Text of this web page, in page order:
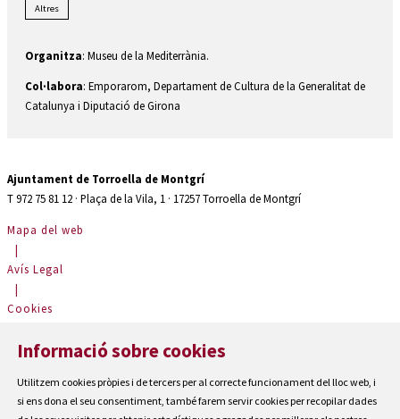
Altres
Organitza: Museu de la Mediterrània.
Col·labora: Emporarom, Departament de Cultura de la Generalitat de
Catalunya i Diputació de Girona
Ajuntament de Torroella de Montgrí
T 972 75 81 12 · Plaça de la Vila, 1 · 17257 Torroella de Montgrí
Mapa del web
|
Avís Legal
|
Cookies
Contactar
Accessibilitat
Informació sobre cookies
Utilitzem cookies pròpies i de tercers per al correcte funcionament del lloc web, i
si ens dona el seu consentiment, també farem servir cookies per recopilar dades